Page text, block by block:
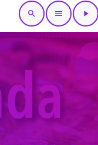
search menu play_arrow